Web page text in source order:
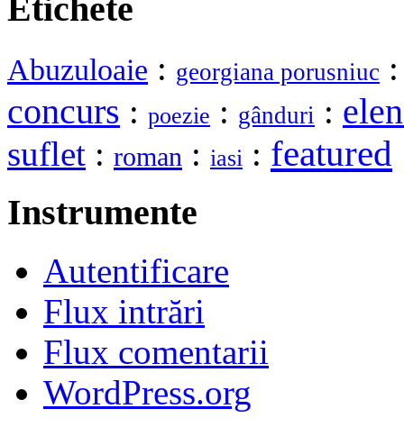
Etichete
Abuzuloaie : georgiana porusniuc
concurs : poezie : gânduri :
suflet : roman : iasi : featured
Instrumente
Autentificare
Flux intrări
Flux comentarii
WordPress.org